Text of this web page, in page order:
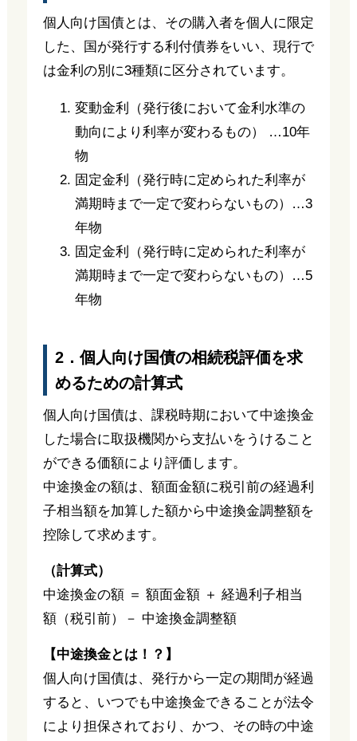
個人向け国債とは、その購入者を個人に限定
した、国が発行する利付債券をいい、現行で
は金利の別に3種類に区分されています。
変動金利（発行後において金利水準の
動向により利率が変わるもの） …10年
物
固定金利（発行時に定められた利率が
満期時まで一定で変わらないもの）…3
年物
固定金利（発行時に定められた利率が
満期時まで一定で変わらないもの）…5
年物
2．個人向け国債の相続税評価を求
めるための計算式
個人向け国債は、課税時期において中途換金
した場合に取扱機関から支払いをうけること
ができる価額により評価します。
中途換金の額は、額面金額に税引前の経過利
子相当額を加算した額から中途換金調整額を
控除して求めます。
（計算式）
中途換金の額 ＝ 額面金額 ＋ 経過利子相当
額（税引前）－ 中途換金調整額
【中途換金とは！？】
個人向け国債は、発行から一定の期間が経過
すると、いつでも中途換金できることが法令
により担保されており、かつ、その時の中途